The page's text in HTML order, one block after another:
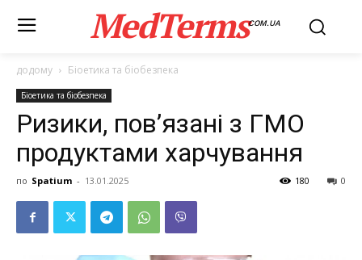
MedTermsCOM.UA
додому Біоетика та біобезпека
Біоетика та біобезпека
Ризики, пов’язані з ГМО
продуктами харчування
по Spatium - 13.01.2025 0
180